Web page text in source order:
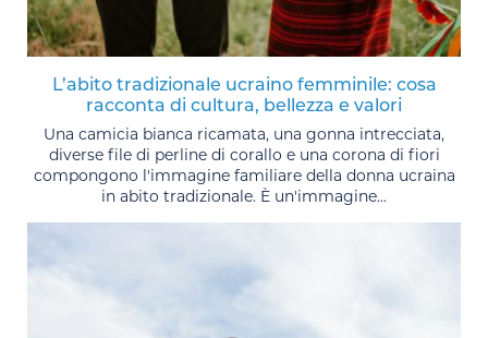
L’abito tradizionale ucraino femminile: cosa
racconta di cultura, bellezza e valori
Una camicia bianca ricamata, una gonna intrecciata,
diverse file di perline di corallo e una corona di fiori
compongono l'immagine familiare della donna ucraina
in abito tradizionale. È un'immagine...